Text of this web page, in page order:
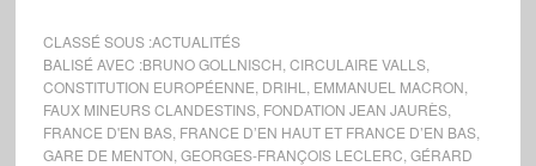
CLASSÉ SOUS :ACTUALITÉS
BALISÉ AVEC :BRUNO GOLLNISCH CIRCULAIRE VALLS,
CONSTITUTION EUROPÉENNE DRIHL EMMANUEL MACRON
FAUX MINEURS CLANDESTINS, FONDATION JEAN JAURÈS,
FRANCE D'EN BAS, FRANCE D’EN HAUT ET FRANCE D’EN BAS,
GARE DE MENTON GEORGES-FRANÇOIS LECLERC GÉRARD